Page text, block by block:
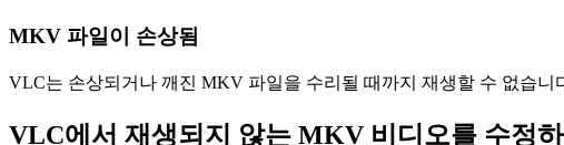
MKV 파일이 손상됨
VLC는 손상되거나 깨진 MKV 파일을 수리될 때까지 재생할 수 없습
VLC에서 재생되지 않는 MKV 비디오를 수정